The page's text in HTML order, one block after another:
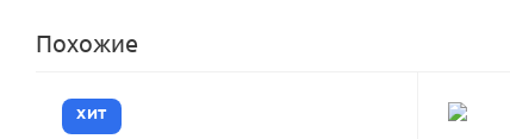
Похожие
ХИТ